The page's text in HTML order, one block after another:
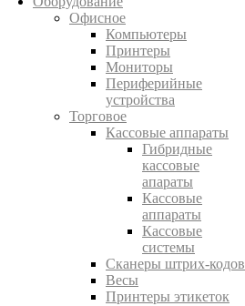
Офисное
Компьютеры
Принтеры
Мониторы
Периферийные
устройства
Торговое
Кассовые аппараты
Гибридные
кассовые
апараты
Кассовые
аппараты
Кассовые
системы
Сканеры штрих-кодов
Весы
Принтеры этикеток